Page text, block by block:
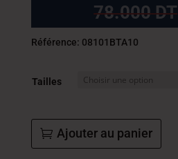
78.000DT
Référence: 08101BTA10
Tailles
Ajouter au panier